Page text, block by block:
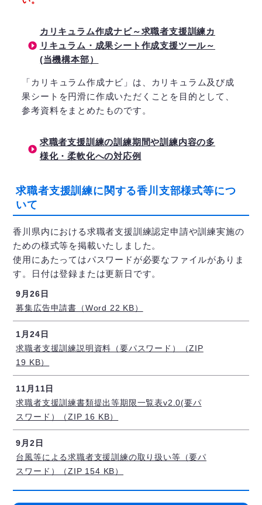
カリキュラム作成ナビ～求職者支援訓練カ
リキュラム・成果シート作成支援ツール～
(当機構本部）
「カリキュラム作成ナビ」は、カリキュラム及び成
果シートを円滑に作成いただくことを目的として、
参考資料をまとめたものです。
求職者支援訓練の訓練期間や訓練内容の多
様化・柔軟化への対応例
求職者支援訓練に関する香川支部様式等につ
いて
香川県内における求職者支援訓練認定申請や訓練実施の
ための様式等を掲載いたしました。
使用にあたってはパスワードが必要なファイルがありま
す。日付は登録または更新日です。
9月26日
募集広告申請書（Word 22 KB）
1月24日
求職者支援訓練説明資料（要パスワード）（ZIP
19 KB）
11月11日
求職者支援訓練書類提出等期限一覧表v2.0(要パ
スワード）（ZIP 16 KB）
9月2日
台風等による求職者支援訓練の取り扱い等（要パ
スワード）（ZIP 154 KB）